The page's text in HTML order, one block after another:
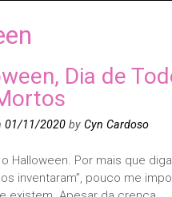
Dia de
01/11/2020by Cyn Cardoso
Halloween. Por mais que
inventaram”, pouco me